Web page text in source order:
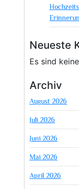
Neueste
Es sind
Archiv
August 2026
Juli 2026
Juni 2026
Mai 2026
April 2026